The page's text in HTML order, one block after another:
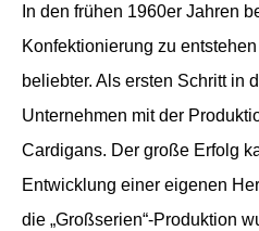
In den frühen 1960er Jahren
Konfektionierung zu
beliebter. Als ersten Schritt in
Unternehmen mit der
Cardigans. Der große Erfolg
Entwicklung einer eigenen
die „Großserien“-Produktion